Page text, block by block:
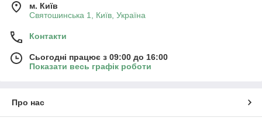
м. Київ
Святошинська 1, Київ, Україна
Контакти
Сьогодні працює з 09:00 до 16:00
Показати весь графік роботи
Про нас